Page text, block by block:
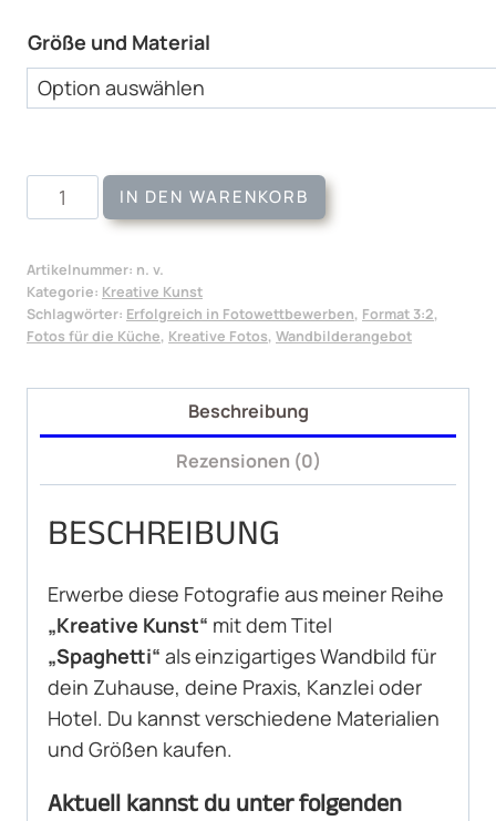
Größe und Material
Kreative
Kunst
Spaghetti
Menge
IN DEN WARENKORB
Artikelnummer: n. v.
Kategorie: Kreative Kunst
Schlagwörter: Erfolgreich in Fotowettbewerben, Format 3:2,
Fotos für die Küche, Kreative Fotos, Wandbilderangebot
Beschreibung
Rezensionen (0)
BESCHREIBUNG
Erwerbe diese Fotografie aus meiner Reihe
„Kreative Kunst“ mit dem Titel
„Spaghetti“ als einzigartiges Wandbild für
dein Zuhause, deine Praxis, Kanzlei oder
Hotel. Du kannst verschiedene Materialien
und Größen kaufen.
Aktuell kannst du unter folgenden